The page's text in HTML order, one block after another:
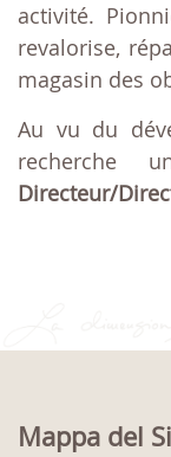
activité.
revalorise,
magasin des
Au vu du
recherche
Directeur/
Mappa del